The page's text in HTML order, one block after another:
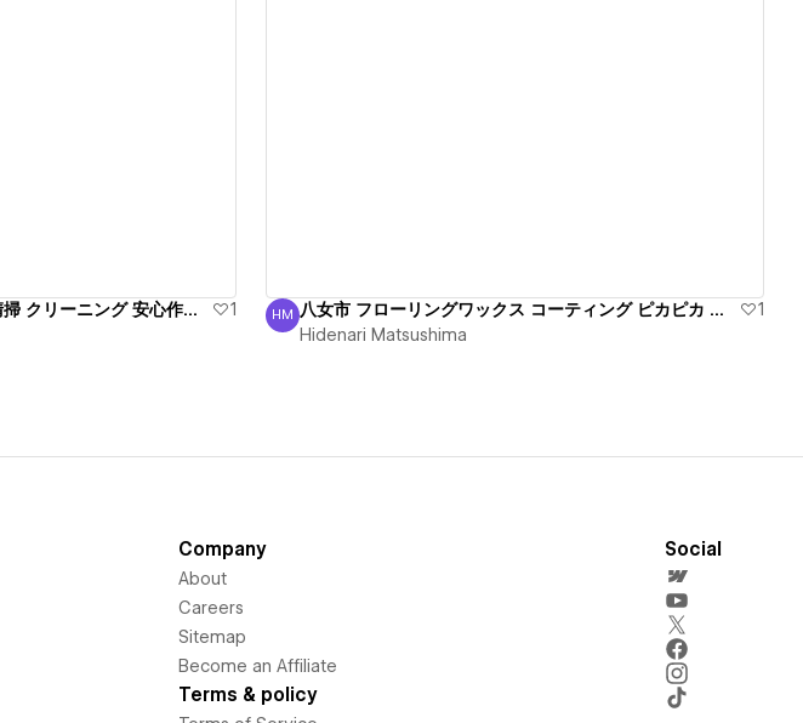
八女市 フローリング掃除 床清掃 クリーニング 安心作業！
1
Hidenari Matsushima
HM 八女市 フローリングワックス コーティング ピカピカ 出張
1
Hidenari Matsushima
Company
About
Careers
Sitemap
Become an Affiliate
Terms & policy
Social